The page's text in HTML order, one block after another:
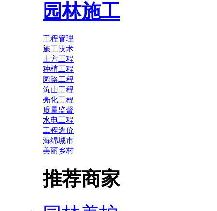
园林施工
工程管理
施工技术
土方工程
种植工程
园路工程
筑山工程
亮化工程
质量监督
水电工程
工程造价
海绵城市
美丽乡村
推荐商家